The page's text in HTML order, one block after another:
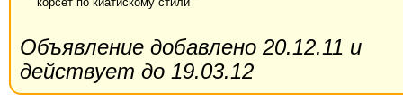
Объявление добавлено 20.12.11 и
действует до 19.03.12